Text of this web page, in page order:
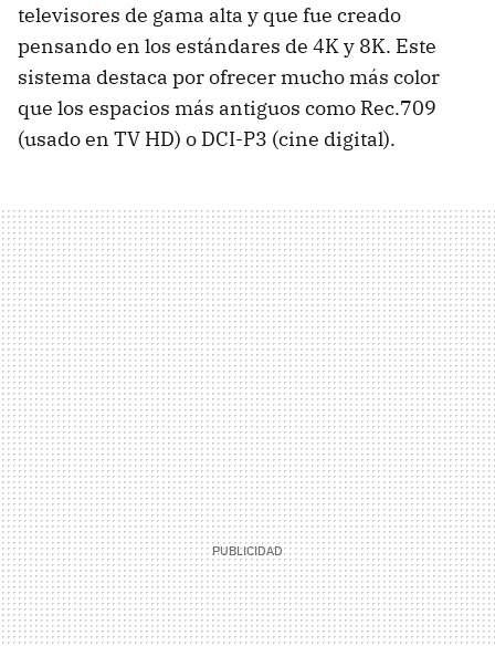
televisores de gama alta y que fue creado
pensando en los estándares de 4K y 8K. Este
sistema destaca por ofrecer mucho más color
que los espacios más antiguos como Rec.709
(usado en TV HD) o DCI-P3 (cine digital).